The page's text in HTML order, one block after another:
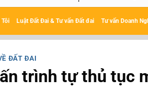
Tôi Luật Đất Đai & Tư vấn Đất đai Tư vấn Doanh
ĐẤT ĐAI
trình tự thủ tục